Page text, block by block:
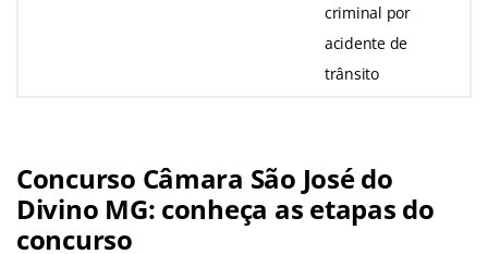
criminal por
acidente de
trânsito
Concurso Câmara São José do
Divino MG: conheça as etapas do
concurso